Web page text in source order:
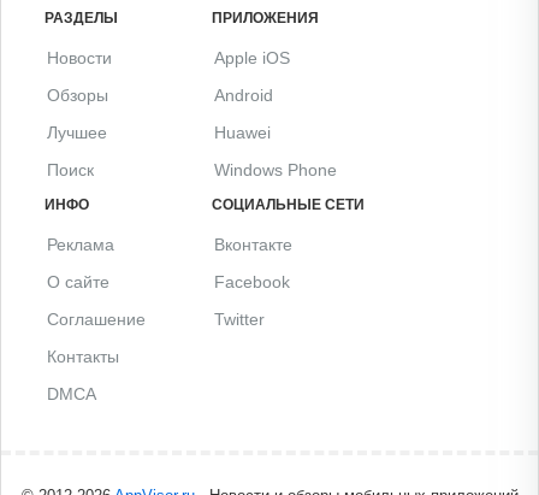
РАЗДЕЛЫ
Новости
Обзоры
Лучшее
Поиск
ПРИЛОЖЕНИЯ
Apple iOS
Android
Huawei
Windows Phone
ИНФО
Реклама
О сайте
Соглашение
Контакты
DMCA
СОЦИАЛЬНЫЕ СЕТИ
Вконтакте
Facebook
Twitter